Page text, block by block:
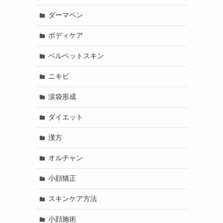
ダーマペン
ボディケア
ベルベットスキン
ニキビ
涙袋形成
ダイエット
漢方
オルチャン
小顔矯正
スキンケア方法
小顔施術